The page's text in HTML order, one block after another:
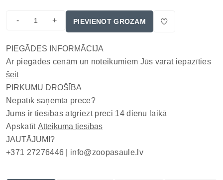
- + PIEVIENOT GROZAM
PIEGĀDES INFORMĀCIJA
Ar piegādes cenām un noteikumiem Jūs varat iepazīties
šeit
PIRKUMU DROŠĪBA
Nepatīk saņemta prece?
Jums ir tiesības atgriezt preci 14 dienu laikā
Apskatīt Atteikuma tiesības
JAUTĀJUMI?
+371 27276446 | info@zoopasaule.lv